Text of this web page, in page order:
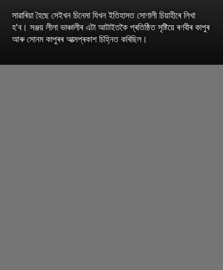
সাৱাৰিয়া হৈছে সেইখন চিনেমা যিখন ইতিহাসত সোণালী চিয়াহীৰে লিখা
হ'ব। সঞ্জয় লীলা ভাঞ্চালীৰ এটা আটাইতকৈ প্ৰতিষ্ঠিত সৃষ্টিয়ে ৰণবীৰ কাপুৰ
আৰু সোনম কাপুৰৰ আত্মপ্ৰকাশ চিহ্নিত কৰিছিল।